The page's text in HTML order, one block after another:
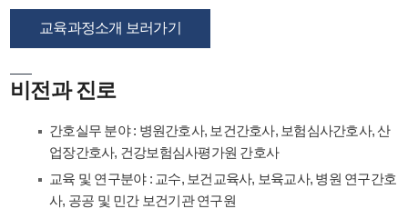
교육과정소개 보러가기
비전과 진로
간호실무 분야 : 병원간호사, 보건간호사, 보험심사간호사, 산
업장간호사, 건강보험심사평가원 간호사
교육 및 연구분야 : 교수, 보건교육사, 보육교사, 병원 연구간호
사, 공공 및 민간 보건기관 연구원